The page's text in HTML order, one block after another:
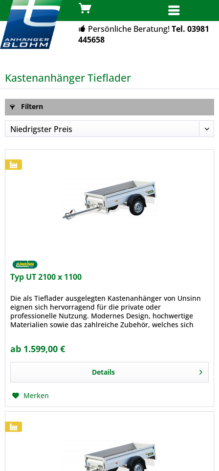
Persönliche Beratung!Tel. 03981
445658
Kastenanhänger Tieflader
Filtern
Typ UT 2100 x 1100
Die als Tieflader ausgelegten Kastenanhänger von Unsinn
eignen sich hervorragend für die private oder
professionelle Nutzung. Modernes Design, hochwertige
Materialien sowie das zahlreiche Zubehör, welches sich
ab 1.599,00 €
Details
Merken